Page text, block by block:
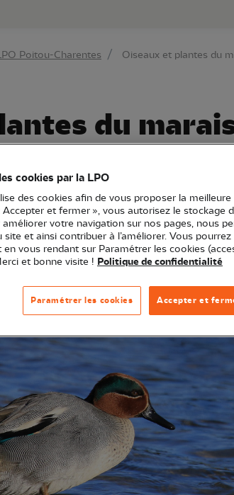
Poitou-Charentes Oiseaux et plantes du
du
Charentes Sortie nature 17 -
et les plantes du marais de Tasdon !
cookies par la LPO
des cookies afin de vous proposer la meilleure
Accepter et fermer », vous autorisez le stockage
votre navigation sur nos pages, nous
site et ainsi contribuer à l’améliorer. Vous
vous rendant sur Paramétrer les cookies
et bonne visite ! Politique de confidentialité
Accepter et
Paramétrer les cookies